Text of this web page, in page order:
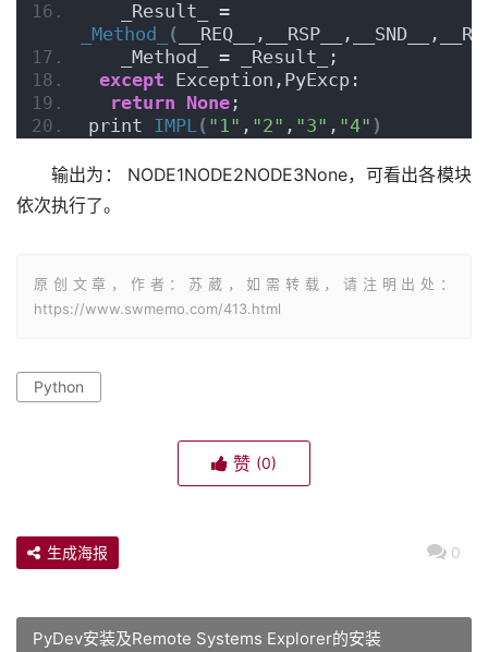
_Method_
(
   _Method_ = _Result_;
except Exception,PyExcp:
return None ;
print IMPL( "1" , "2" , "3" , "4" )
输出为： NODE1NODE2NODE3None，可看出各模块
依次执行了。
原创文章，作者：苏葳，如需转载，请注明出处：
https://www.swmemo.com/413.html
Python
赞 (0)
0
生成海报
PyDev安装及Remote Systems Explorer的安装